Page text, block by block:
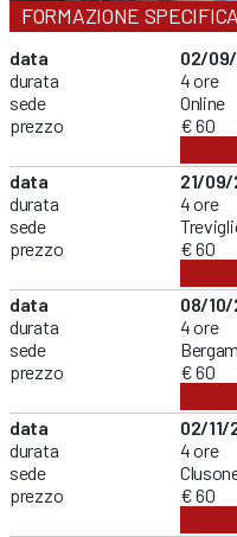
FORMAZIONE
data
durata
sede
prezzo
02/
4 ore
Online
€ 60
data
durata
sede
prezzo
21/09/
4 ore
€ 60
data
durata
sede
prezzo
08/10/
4 ore
€ 60
data
durata
sede
prezzo
02/11/
4 ore
€ 60